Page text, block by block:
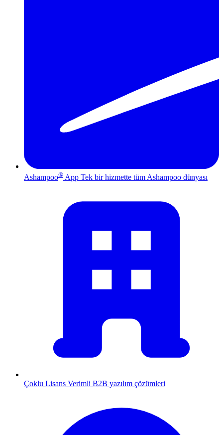
Ashampoo® App Tek bir hizmette tüm Ashampoo dünyası
Çoklu Lisans Verimli B2B yazılım çözümleri